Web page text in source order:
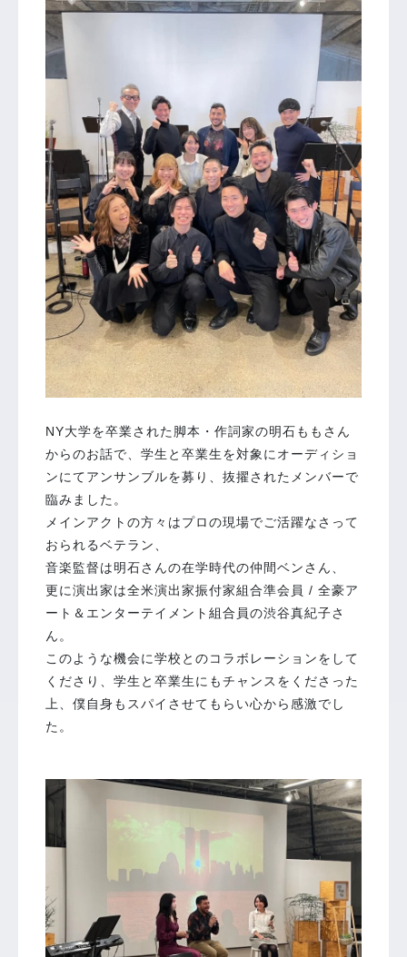
NY大学を卒業された脚本・作詞家の明石ももさん
からのお話で、学生と卒業生を対象にオーディショ
ンにてアンサンブルを募り、抜擢されたメンバーで
臨みました。
メインアクトの方々はプロの現場でご活躍なさって
おられるベテラン、
音楽監督は明石さんの在学時代の仲間ベンさん、
更に演出家は全米演出家振付家組合準会員 / 全豪ア
ート＆エンターテイメント組合員の渋谷真紀子さ
ん。
このような機会に学校とのコラボレーションをして
くださり、学生と卒業生にもチャンスをくださった
上、僕自身もスパイさせてもらい心から感激でし
た。